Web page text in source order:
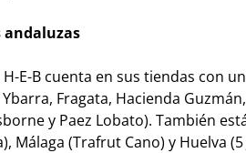
andaluzas
H-E-B cuenta en sus tiendas con
Fragata, Hacienda
y Paez Lobato). También
Málaga (Trafrut Cano) y Huelva (5